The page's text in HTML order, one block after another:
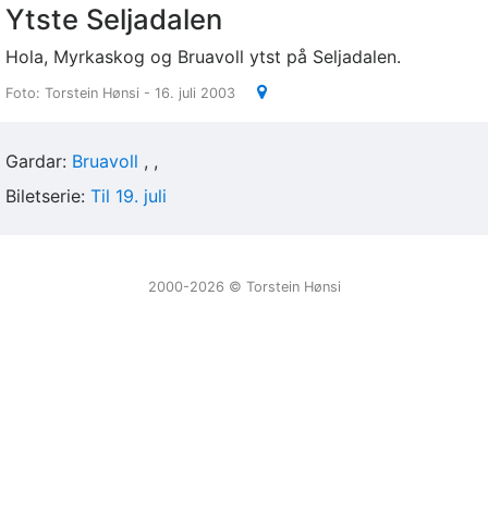
Ytste Seljadalen
Hola, Myrkaskog og Bruavoll ytst på Seljadalen.
Foto: Torstein Hønsi - 16. juli 2003
Gardar: Bruavoll
Biletserie: Til 19. juli
2000-2026 ©️ Torstein Hønsi